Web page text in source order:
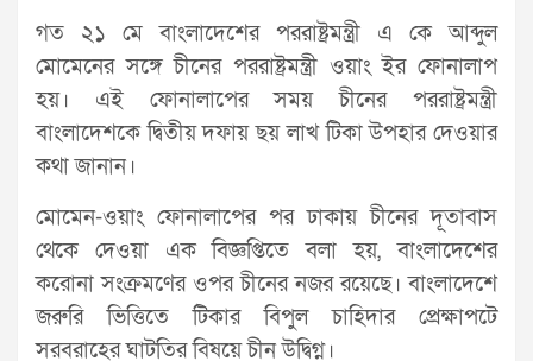
গত ২১ মে বাংলাদেশের পররাষ্ট্রমন্ত্রী এ কে আব্দুল
মোমেনের সঙ্গে চীনের পররাষ্ট্রমন্ত্রী ওয়াং ইর ফোনালাপ
হয়। এই ফোনালাপের সময় চীনের পররাষ্ট্রমন্ত্রী
বাংলাদেশকে দ্বিতীয় দফায় ছয় লাখ টিকা উপহার দেওয়ার
কথা জানান।
মোমেন-ওয়াং ফোনালাপের পর ঢাকায় চীনের দূতাবাস
থেকে দেওয়া এক বিজ্ঞপ্তিতে বলা হয়, বাংলাদেশের
করোনা সংক্রমণের ওপর চীনের নজর রয়েছে। বাংলাদেশে
জরুরি ভিত্তিতে টিকার বিপুল চাহিদার প্রেক্ষাপটে
সরবরাহের ঘাটতির বিষয়ে চীন উদ্বিগ্ন।